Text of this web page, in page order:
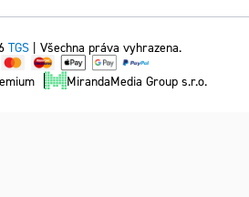
MirandaMedia Group s.r.o.
TGS | Všechna práva vyhrazena.